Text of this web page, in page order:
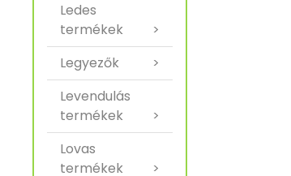
Ledes
termékek
>
Legyezők
>
Levendulás
termékek
>
Lovas
termékek
>